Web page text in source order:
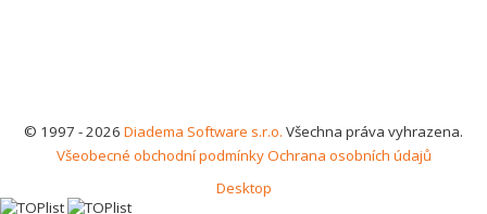
© 1997 - 2026 Diadema Software s.r.o. Všechna práva vyhrazena.
Všeobecné obchodní podmínkyOchrana osobních údajů
Desktop